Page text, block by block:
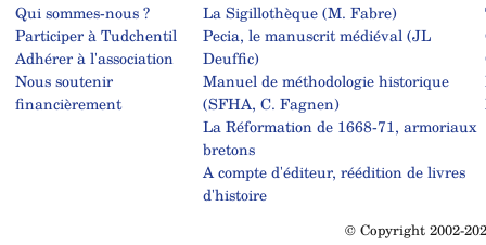
Qui sommes-nous ?
Participer à Tudchentil
Adhérer à l'association
Nous soutenir
financièrement
La Sigillothèque (M. Fabre)
Pecia, le manuscrit médiéval (JL
Deuffic)
Manuel de méthodologie historique
(SFHA, C. Fagnen)
La Réformation de 1668-71, armoriaux
bretons
A compte d'éditeur, réédition de livres
d'histoire
© Copyright 2002-